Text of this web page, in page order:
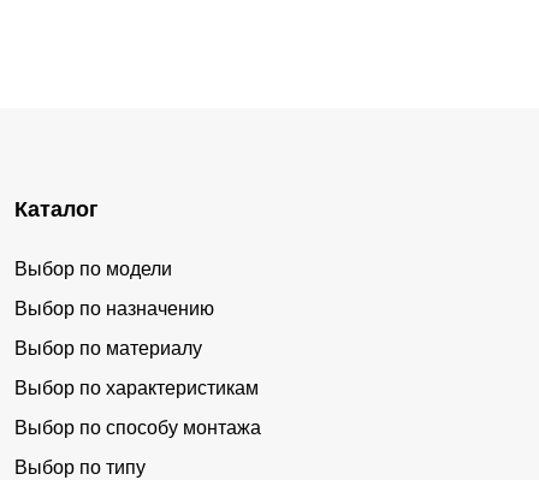
Каталог
Выбор по модели
Выбор по назначению
Выбор по материалу
Выбор по характеристикам
Выбор по способу монтажа
Выбор по типу